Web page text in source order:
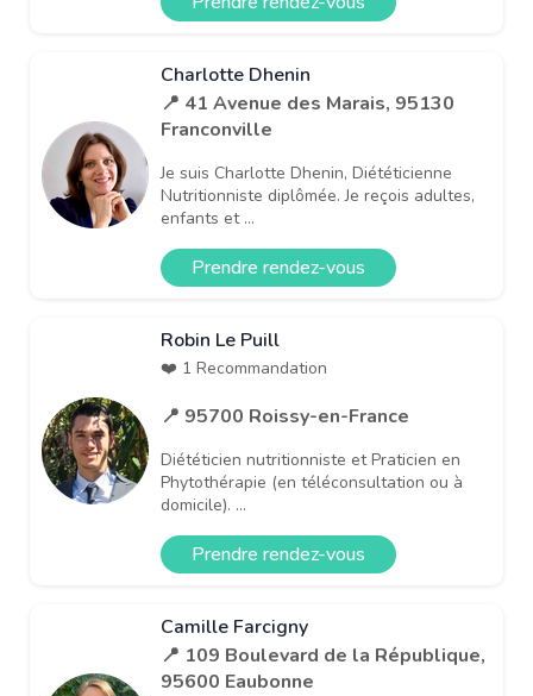
Charlotte Dhenin
📍 41 Avenue des Marais, 95130
Franconville
Je suis Charlotte Dhenin, Diététicienne
Nutritionniste diplômée. Je reçois adultes,
enfants et ...
Prendre rendez-vous
Robin Le Puill
❤️ 1 Recommandation
📍 95700 Roissy-en-France
Diététicien nutritionniste et Praticien en
Phytothérapie (en téléconsultation ou à
domicile). ...
Prendre rendez-vous
Camille Farcigny
📍 109 Boulevard de la République,
95600 Eaubonne